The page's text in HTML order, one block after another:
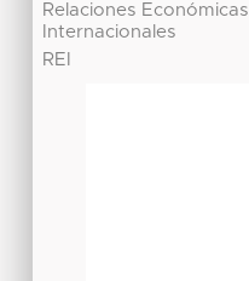
Relaciones Económicas
Internacionales
REI